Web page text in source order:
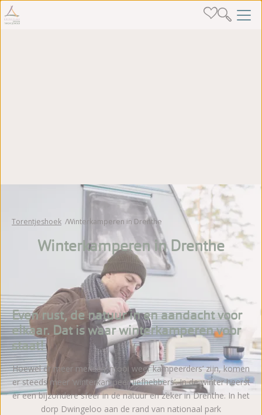
Torentjeshoek Winterkamperen in Drenthe
Winterkamperen in Drenthe
Even rust, de natuur in en aandacht voor
elkaar. Dat is waar winterkamperen voor
staat!
Hoewel er meer mensen ‘mooi weer kampeerders’ zijn, komen
er steeds meer ‘winterkampeer-liefhebbers’. In de winter heerst
er een bijzondere sfeer in de natuur en zeker in Drenthe. In het
dorp Dwingeloo aan de rand van nationaal park